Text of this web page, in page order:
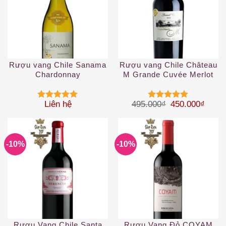
Rượu vang Chile Sanama
Chardonnay
Được xếp
sao
Liên hệ
Rượu vang Chile Château
M Grande Cuvée Merlot
Được xếp
sao
495.000₫ Giá gốc là:
450.000₫
-10% -10%